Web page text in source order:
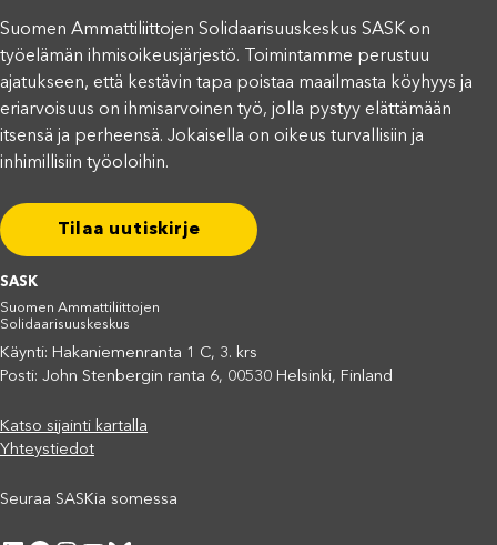
Suomen Ammattiliittojen Solidaarisuuskeskus SASK on
työelämän ihmisoikeusjärjestö. Toimintamme perustuu
ajatukseen, että kestävin tapa poistaa maailmasta köyhyys ja
eriarvoisuus on ihmisarvoinen työ, jolla pystyy elättämään
itsensä ja perheensä. Jokaisella on oikeus turvallisiin ja
inhimillisiin työoloihin.
Tilaa uutiskirje
SASK
Suomen Ammattiliittojen
Solidaarisuuskeskus
Käynti: Hakaniemenranta 1 C, 3. krs
Posti: John Stenbergin ranta 6, 00530 Helsinki, Finland
Katso sijainti kartalla
Yhteystiedot
Seuraa SASKia somessa